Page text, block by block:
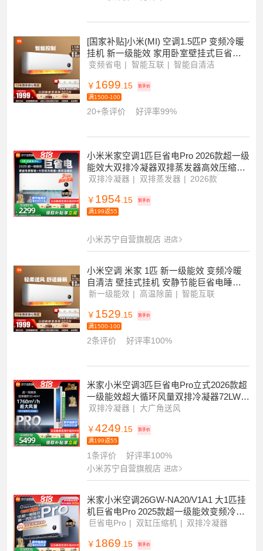
￥1529.15
满1500-100
200+条评价 好评率99%
[国家补贴]小米(MI) 空调1.5匹P 变频冷暖
挂机 新一级能效 家用卧室壁挂式巨省电
￥1699.15
满1500-100
20+条评价 好评率99%
小米米家空调1匹巨省电Pro 2026款超一级
26GW-PG10/V1A1
双排冷凝器 双排蒸发器
￥1954.15
满199返55
小米苏宁自营旗舰店 进店
小米空调 米家 1匹 新一级能效 变频冷暖
自清洁 壁挂式挂机 安静节能巨省电睡眠
￥1529.15
满1500-100
2条评价 好评率100%
米家小米空调3匹巨省电Pro立式2026款超
一级能效超大循环风量双排冷凝器72LW-P
L30/N2A1(W)
双排冷凝器 大广角送风
￥4249.15
满199返55
1条评价
好评率100%
小米苏宁自营旗舰店 进店